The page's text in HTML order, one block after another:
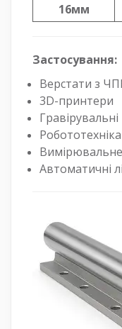
16мм
Застосування:
Верстати з
3D-принтери
Робототехніка
Автоматичні